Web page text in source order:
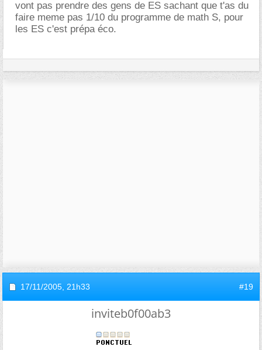
vont pas prendre des gens de ES sachant que t'as du
faire meme pas 1/10 du programme de math S, pour
les ES c'est prépa éco.
17/11/2005, 21h33 #19
inviteb0f00ab3